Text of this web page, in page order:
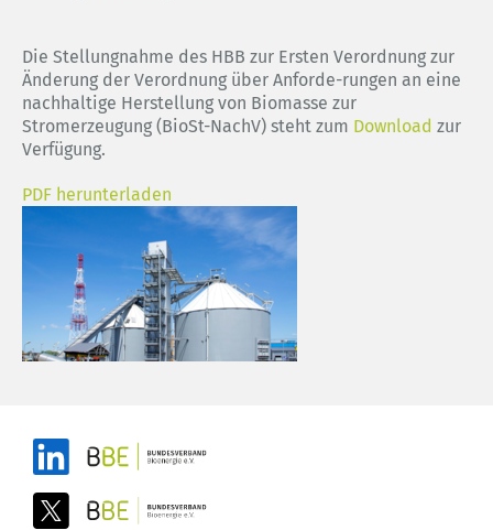
Die Stellungnahme des HBB zur Ersten Verordnung zur
Änderung der Verordnung über Anforde-rungen an eine
nachhaltige Herstellung von Biomasse zur
Stromerzeugung (BioSt-NachV) steht zum Download zur
Verfügung.
PDF herunterladen